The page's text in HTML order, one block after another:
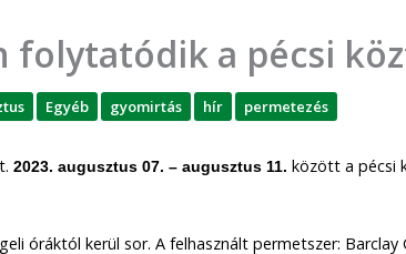
folytatódik a pécsi
Egyéb gyomirtás hír permetezés
2023. augusztus 07. – augusztus 11. között a pécsi
óráktól kerül sor. A felhasznált permetszer: